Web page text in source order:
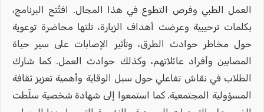
العمل الطبي وفرص التطوع في هذا المجال. افتُتح البرنامج،
بكلمات ترحيبية وعرضت أهداف الزيارة، تلتها محاضرة توعوية
حول مخاطر حوادث الطرق، وتأثير الإصابات على سير حياة
المصابين وأفراد عائلاتهم، وكذلك حوادث العمل. كما شارك
الطلاب في نقاش تفاعلي حول سبل الوقاية وأهمية تعزيز ثقافة
المسؤولية المجتمعية. كما استمعوا إلى شهادة شخصية سلّطت